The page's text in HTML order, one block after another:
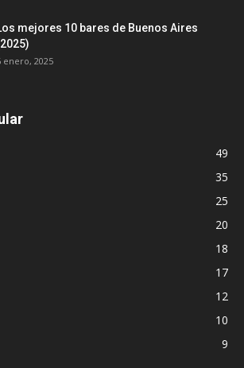
mejores 10 bares de Buenos Aires
enero, 2025
49
35
25
20
18
17
12
10
9